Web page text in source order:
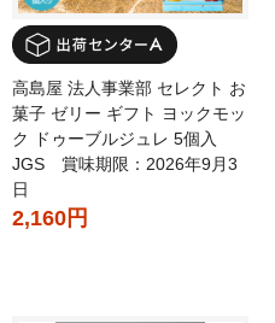
高島屋 法人事業部 セレクト お
菓子 ゼリー ギフト ヨックモッ
ク ドゥーブルジュレ 5個入
JGS 賞味期限：2026年9月3
日
2,160円